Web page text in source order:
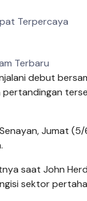
Terpercaya
Terbaru
debut
pertandingan
Jumat
saat John
sektor